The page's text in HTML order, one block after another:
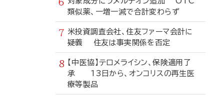
類似薬、一増一減で合計変わらず
米投資調査会社、住友ファーマ会計に
疑義 住友は事実関係を否定
【中医協】テロメライシン、保険適用了
承 13日から、オンコリスの再生医
療等製品